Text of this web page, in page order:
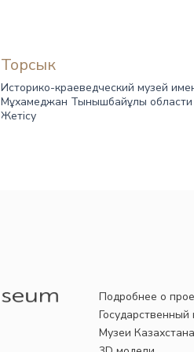
Торсык
Историко-краеведческий музей
Мұхамеджан Тынышбайұлы области
Жетісу
Подробнее о
Государственный
Музеи Казахстана